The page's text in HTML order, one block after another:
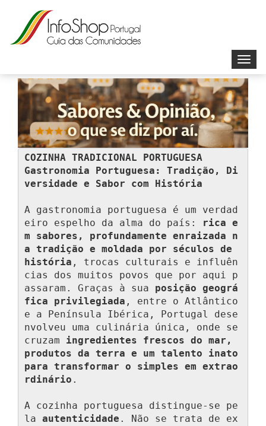
COZINHA TRADICIONAL PORTUGUESA
Gastronomia Portuguesa: Tradição, Di
versidade e Sabor com História
A gastronomia portuguesa é um verdad
eiro espelho da alma do país:
rica e
m sabores, profundamente enraizada n
a tradição e moldada por séculos de
história , trocas culturais e influên
cias dos muitos povos que por aqui p
assaram. Graças à sua posição geográ
fica privilegiada , entre o Atlântico
e a Península Ibérica, Portugal dese
nvolveu uma culinária única, onde se
cruzam ingredientes frescos do mar,
produtos da terra e um talento inato
para transformar o simples em extrao
rdinário .
A cozinha portuguesa distingue-se pe
la autenticidade . Não se trata de ex